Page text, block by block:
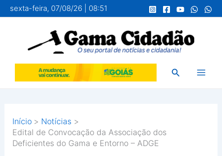
para
conteúdo
sexta-feira, 07/08/26 | 08:51
Pesquisar
Início
Notícias
Edital de Convocação da Associação dos
Deficientes do Gama e Entorno – ADGE